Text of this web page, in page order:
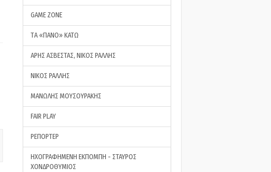
GAME ZONE
ΤA «ΠΑΝΟ» ΚΑΤΩ
ΑΡΗΣ ΑΣΒΕΣΤΑΣ, ΝΙΚΟΣ ΡΑΛΛΗΣ
ΝΙΚΟΣ ΡΑΛΛΗΣ
ΜΑΝΩΛΗΣ ΜΟΥΣΟΥΡΑΚΗΣ
FAIR PLAY
ΡΕΠΟΡΤΕΡ
ΗΧΟΓΡΑΦΗΜΕΝΗ ΕΚΠΟΜΠΗ - ΣΤΑΥΡΟΣ
ΧΟΝΔΡΟΘΥΜΙΟΣ